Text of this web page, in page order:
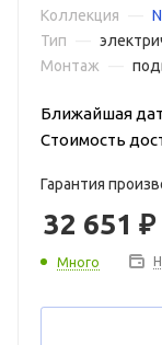
Коллекция
Тип
Монтаж
Ближайшая
Стоимость
Гарантия
32 651 ₽
Много